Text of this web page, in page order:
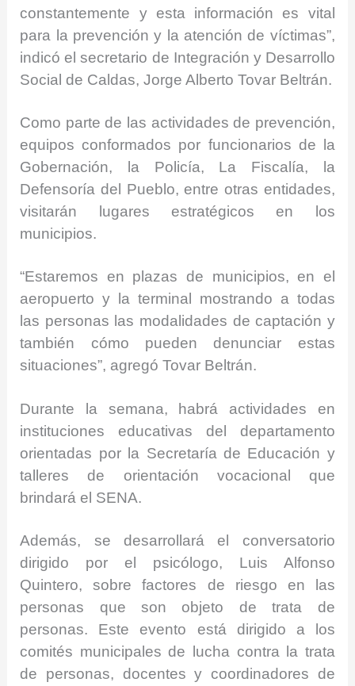
constantemente y esta información es vital
para la prevención y la atención de víctimas”,
indicó el secretario de Integración y Desarrollo
Social de Caldas, Jorge Alberto Tovar Beltrán.
Como parte de las actividades de prevención,
equipos conformados por funcionarios de la
Gobernación, la Policía, La Fiscalía, la
Defensoría del Pueblo, entre otras entidades,
visitarán lugares estratégicos en los
municipios.
“Estaremos en plazas de municipios, en el
aeropuerto y la terminal mostrando a todas
las personas las modalidades de captación y
también cómo pueden denunciar estas
situaciones”, agregó Tovar Beltrán.
Durante la semana, habrá actividades en
instituciones educativas del departamento
orientadas por la Secretaría de Educación y
talleres de orientación vocacional que
brindará el SENA.
Además, se desarrollará el conversatorio
dirigido por el psicólogo, Luis Alfonso
Quintero, sobre factores de riesgo en las
personas que son objeto de trata de
personas. Este evento está dirigido a los
comités municipales de lucha contra la trata
de personas, docentes y coordinadores de